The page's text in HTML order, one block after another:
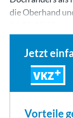
die Oberhand
Jetzt
VKZ
Vorteile